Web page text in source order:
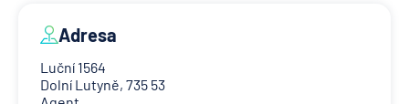
Adresa
Luční 1564
Dolní Lutyně, 735 53